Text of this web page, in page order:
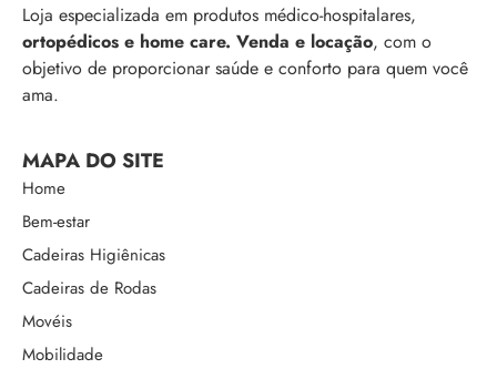
Loja especializada em produtos médico-hospitalares,
ortopédicos e home care. Venda e locação, com o
objetivo de proporcionar saúde e conforto para quem você
ama.
MAPA DO SITE
Home
Bem-estar
Cadeiras Higiênicas
Cadeiras de Rodas
Movéis
Mobilidade